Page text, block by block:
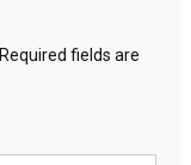
Required fields are